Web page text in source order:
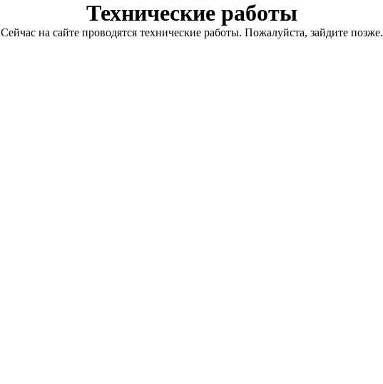
Технические работы
Сейчас на сайте проводятся технические работы. Пожалуйста, зайдите позже.